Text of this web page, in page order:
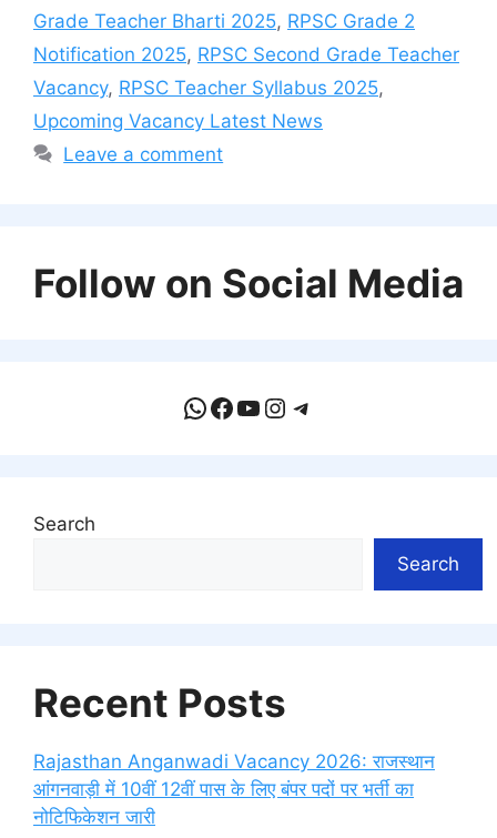
Grade Teacher Bharti 2025, RPSC Grade 2
Notification 2025, RPSC Second Grade Teacher
Vacancy, RPSC Teacher Syllabus 2025,
Upcoming Vacancy Latest News
Leave a comment
Follow on Social Media
WhatsApp
Facebook
YouTube
Instagram
Telegram
Search
Search
Recent Posts
Rajasthan Anganwadi Vacancy 2026: राजस्थान
आंगनवाड़ी में 10वीं 12वीं पास के लिए बंपर पदों पर भर्ती का
नोटिफिकेशन जारी